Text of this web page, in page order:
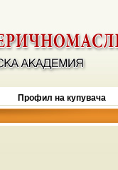
Профил на купувача